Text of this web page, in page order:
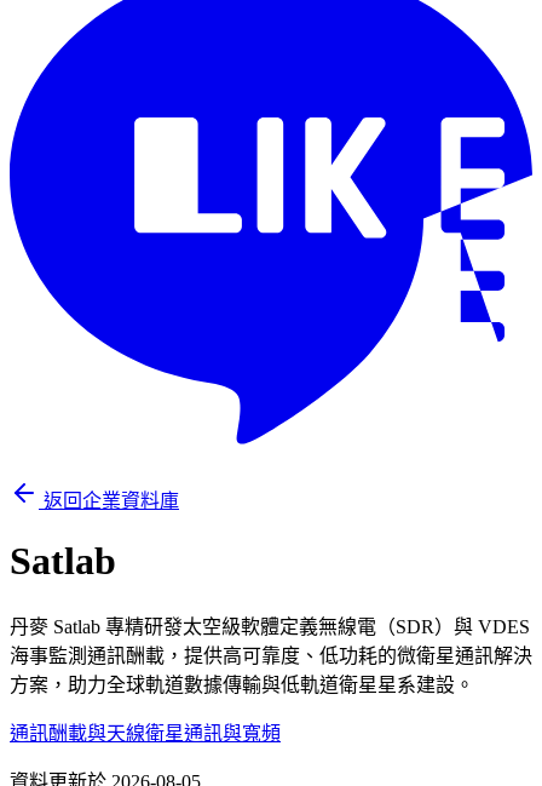
返回企業資料庫
Satlab
丹麥 Satlab 專精研發太空級軟體定義無線電（SDR）與 VDES
海事監測通訊酬載，提供高可靠度、低功耗的微衛星通訊解決
方案，助力全球軌道數據傳輸與低軌道衛星星系建設。
通訊酬載與天線衛星通訊與寬頻
資料更新於 2026-08-05